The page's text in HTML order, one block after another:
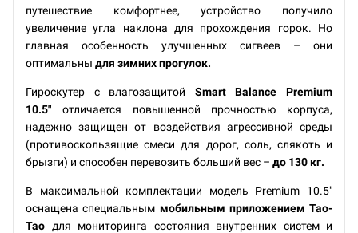
путешествие комфортнее, устройство получило
увеличение угла наклона для прохождения горок. Но
главная особенность улучшенных сигвеев – они
оптимальны для зимних прогулок.
Гироскутер с влагозащитой Smart Balance Premium
10.5" отличается повышенной прочностью корпуса,
надежно защищен от воздействия агрессивной среды
(противоскользящие смеси для дорог, соль, слякоть и
брызги) и способен перевозить больший вес – до 130 кг.
В максимальной комплектации модель Premium 10.5"
оснащена специальным мобильным приложением Tao-
Tao для мониторинга состояния внутренних систем и